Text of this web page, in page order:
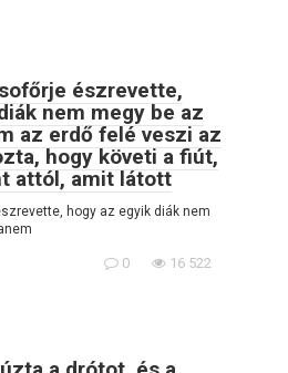
észrevette,
nem megy be az
az erdő felé veszi az
hogy követi a fiút,
attól, amit látott
hogy az egyik diák nem
0 16 522